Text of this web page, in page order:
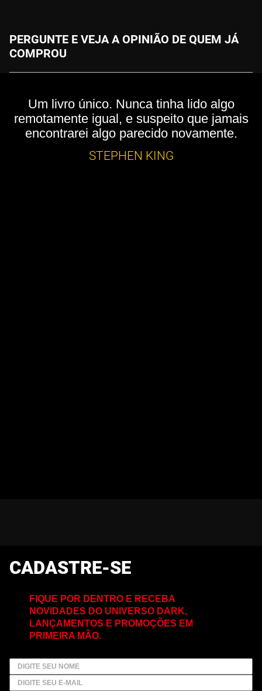
PERGUNTE E VEJA A OPINIÃO DE QUEM JÁ
COMPROU
Um livro único. Nunca tinha lido algo
remotamente igual, e suspeito que jamais
encontrarei algo parecido novamente.
STEPHEN KING
CADASTRE-SE
FIQUE POR DENTRO E RECEBA
NOVIDADES DO UNIVERSO DARK,
LANÇAMENTOS E PROMOÇÕES EM
PRIMEIRA MÃO.